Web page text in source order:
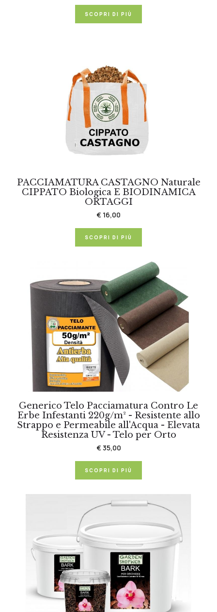
SCOPRI DI PIÙ
PACCIAMATURA CASTAGNO Naturale
CIPPATO Biologica E BIODINAMICA
ORTAGGI
€ 16,00
SCOPRI DI PIÙ
Generico Telo Pacciamatura Contro Le
Erbe Infestanti 220g/m² - Resistente allo
Strappo e Permeabile all'Acqua - Elevata
Resistenza UV - Telo per Orto
€ 35,00
SCOPRI DI PIÙ